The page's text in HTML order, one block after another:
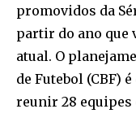
promovidos da
partir do ano que
atual. O
de Futebol (CBF)
reunir 28 equipes